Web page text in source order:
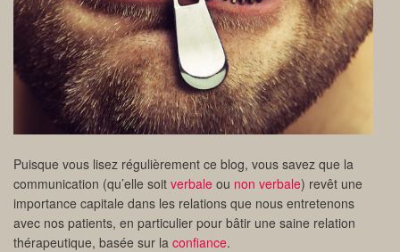
Puisque vous lisez régulièrement ce blog, vous savez que la
communication (qu’elle soit verbale ou non verbale) revêt une
importance capitale dans les relations que nous entretenons
avec nos patients, en particulier pour bâtir une saine relation
thérapeutique, basée sur la confiance.